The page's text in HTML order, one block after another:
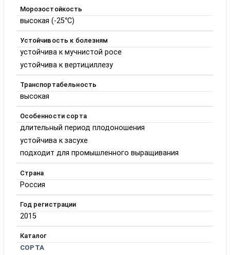
Морозостойкость
высокая (-25°C)
Устойчивость к болезням
устойчива к мучнистой росе
устойчива к вертициллезу
Транспортабельность
высокая
Особенности сорта
длительный период плодоношения
устойчива к засухе
подходит для промышленного выращивания
Страна
Россия
Год регистрации
2015
Каталог
СОРТА